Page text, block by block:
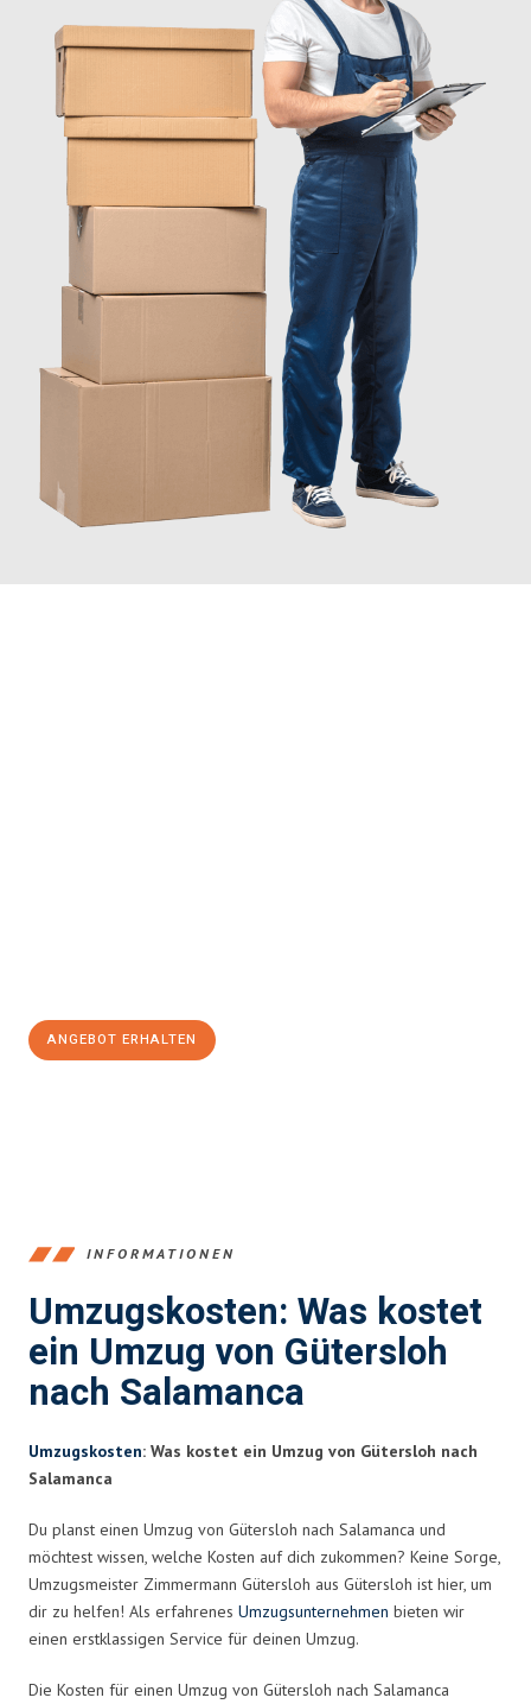
ANGEBOT ERHALTEN
INFORMATIONEN
Umzugskosten: Was kostet
ein Umzug von Gütersloh
nach Salamanca
Umzugskosten: Was kostet ein Umzug von Gütersloh nach
Salamanca
Du planst einen Umzug von Gütersloh nach Salamanca und
möchtest wissen, welche Kosten auf dich zukommen? Keine Sorge,
Umzugsmeister Zimmermann Gütersloh aus Gütersloh ist hier, um
dir zu helfen! Als erfahrenes Umzugsunternehmen bieten wir
einen erstklassigen Service für deinen Umzug.
Die Kosten für einen Umzug von Gütersloh nach Salamanca